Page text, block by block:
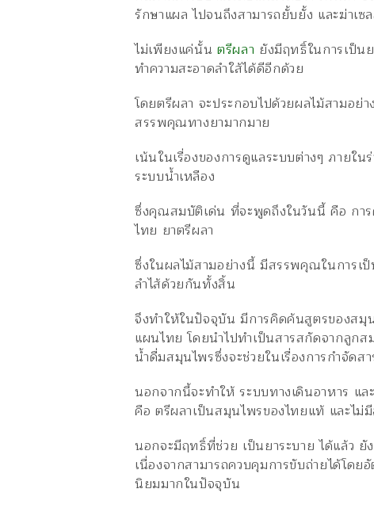
รักษาแผล ไปจนถึงสามารถยั้บยั้ง และฆ่าเซ
ไม่เพียงแค่นั้น ตรีผลา ยังมีฤทธิ์ในการเป็น
ทำความสะอาดลำใส้ได้ดีอีกด้วย
โดยตรีผลา จะประกอบไปด้วยผลไม้สามอ
สรรพคุณทางยามากมาย
เน้นในเรื่องของการดูแลระบบต่างๆ ภายใ
ระบบน้ำเหลือง
ซึ่งคุณสมบัติเด่น ที่จะพูดถึงในวันนี้ คือ การ
ไทย ยาตรีผลา
ซึ่งในผลไม้สามอย่างนี้ มีสรรพคุณในการเป็
ลำไส้ด้วยกันทั้งสิ้น
จึงทำให้ในปัจจุบัน มีการคิดค้นสูตรของส
แผนไทย โดยนำไปทำเป็นสารสกัดจากลูก
น้ำดื่มสมุนไพรซึ่งจะช่วยในเรื่องการกำจัด
นอกจากนี้จะทำให้ ระบบทางเดินอาหาร แ
คือ ตรีผลาเป็นสมุนไพรของไทยแท้ และไม่
นอกจะมีฤทธิ์ที่ช่วย เป็นยาระบาย ได้แล้ว ยั
เนื่องจากสามารถควบคุมการขับถ่ายได้โด
นิยมมากในปัจจุบัน